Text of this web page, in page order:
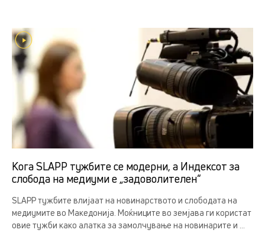
Кога SLAPP тужбите се модерни, а Индексот за
слобода на медиуми е „задоволителен“
SLAPP тужбите влијаат на новинарството и слободата на
медиумите во Македонија. Моќниците во земјава ги користат
овие тужби како алатка за замолчување на новинарите и ...